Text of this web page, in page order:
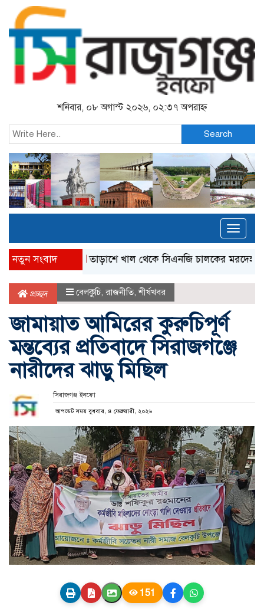
শনিবার, ০৮ অগাস্ট ২০২৬, ০২:৩৭ অপরাহ্ন
Search
নতুন সংবাদতাড়াশে খাল থেকে সিএনজি চালকের মরদেহ উদ্ধার
প্রচ্ছদ বেলকুচি, রাজনীতি,শীর্ষখবর
জামায়াত আমিরের কুরুচিপূর্ণ
মন্তব্যের প্রতিবাদে সিরাজগঞ্জে
নারীদের ঝাড়ু মিছিল
সিরাজগঞ্জ ইনফো
আপডেট সময় বুধবার, ৪ ফেব্রুয়ারী, ২০২৬
151